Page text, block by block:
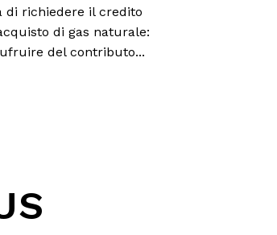
di richiedere il credito
di gas naturale:
del contributo...